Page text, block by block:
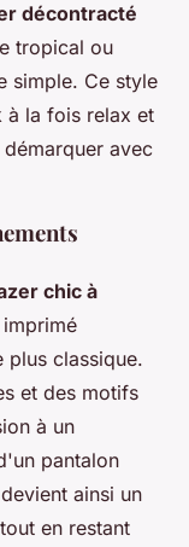
décontracté
tropical ou
simple. Ce style
à la fois relax et
avec
chic à
plus classique.
et des motifs
à un
pantalon
devient ainsi un
en restant